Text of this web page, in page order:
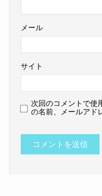
メール
サイト
次回のコメントで使
の名前、メールアド